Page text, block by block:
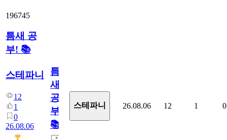
196745
틈새 공
부! 📚
스테파니
12
1
0
26.08.06
틈
새
공
부!
📚
스테파니 26.08.06 12 1 0